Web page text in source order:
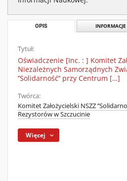
OPIS INFORMACJE
Tytuł:
Oświadczenie [Inc. : ] Komitet
Niezależnych Samorządnych
’’Solidarność’’ przy Centrum […]
Twórca:
Komitet Założycielski NSZZ
Rezystorów w Szczucinie
Więcej